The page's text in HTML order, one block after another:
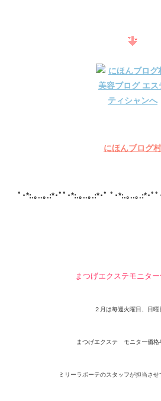
にほんブログ村
ﾟ･*:.｡..｡.:*･ﾟﾟ･*:.｡..｡.:*･ﾟ ﾟ･*:.｡..｡.:*･ﾟ
まつげエクステモニタ
２月は毎週火曜日、日曜
まつげエクステ モニター価格
ミリーラボーテのスタッフが担当させ